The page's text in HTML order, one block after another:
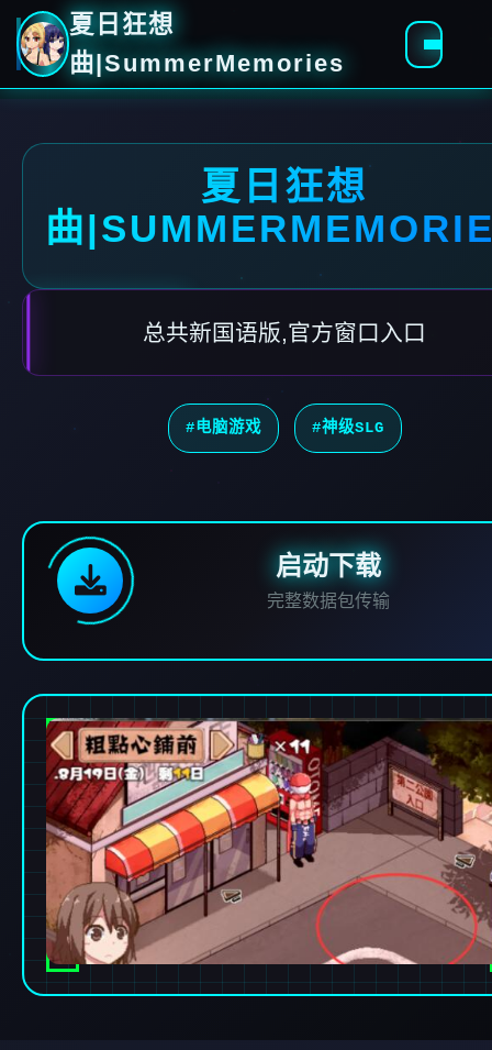
夏日狂想
曲|SummerMemories
夏日狂想
曲
总共新国语版,官方窗口入口
#电脑游戏 #神级SLG
启动下载
完整数据包传输